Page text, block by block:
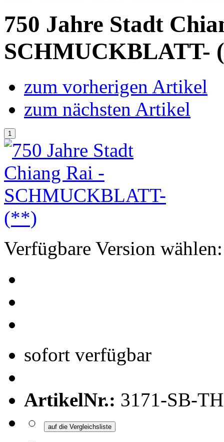
750 Jahre Stadt
SCHMUCKBLATT-
zum vorherigen Artikel
zum nächsten Artikel
Verfügbare Version wählen:
sofort verfügbar
ArtikelNr.: 3171-SB-
auf die Vergleichsliste